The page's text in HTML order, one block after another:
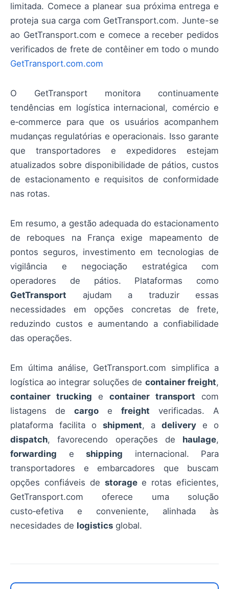
limitada. Comece a planear sua próxima entrega e
proteja sua carga com GetTransport.com. Junte-se
ao GetTransport.com e comece a receber pedidos
verificados de frete de contêiner em todo o mundo
GetTransport.com.com
O GetTransport monitora continuamente
tendências em logística internacional, comércio e
e‑commerce para que os usuários acompanhem
mudanças regulatórias e operacionais. Isso garante
que transportadores e expedidores estejam
atualizados sobre disponibilidade de pátios, custos
de estacionamento e requisitos de conformidade
nas rotas.
Em resumo, a gestão adequada do estacionamento
de reboques na França exige mapeamento de
pontos seguros, investimento em tecnologias de
vigilância e negociação estratégica com
operadores de pátios. Plataformas como
GetTransport ajudam a traduzir essas
necessidades em opções concretas de frete,
reduzindo custos e aumentando a confiabilidade
das operações.
Em última análise, GetTransport.com simplifica a
logística ao integrar soluções de container freight,
container trucking e container transport com
listagens de cargo e freight verificadas. A
plataforma facilita o shipment, a delivery e o
dispatch, favorecendo operações de haulage,
forwarding e shipping internacional. Para
transportadores e embarcadores que buscam
opções confiáveis de storagee rotas eficientes,
GetTransport.com oferece uma solução
custo‑efetiva e conveniente, alinhada às
necesidades de logistics global.